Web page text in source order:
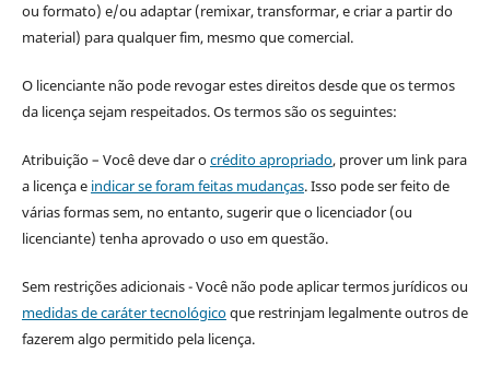
ou formato) e/ou adaptar (remixar, transformar, e criar a partir do
material) para qualquer fim, mesmo que comercial.
O licenciante não pode revogar estes direitos desde que os termos
da licença sejam respeitados. Os termos são os seguintes:
Atribuição – Você deve dar ocrédito apropriado, prover um link para
a licença e indicar se foram feitas mudanças. Isso pode ser feito de
várias formas sem, no entanto, sugerir que o licenciador (ou
licenciante) tenha aprovado o uso em questão.
Sem restrições adicionais - Você não pode aplicar termos jurídicos ou
medidas de caráter tecnológicoque restrinjam legalmente outros de
fazerem algo permitido pela licença.